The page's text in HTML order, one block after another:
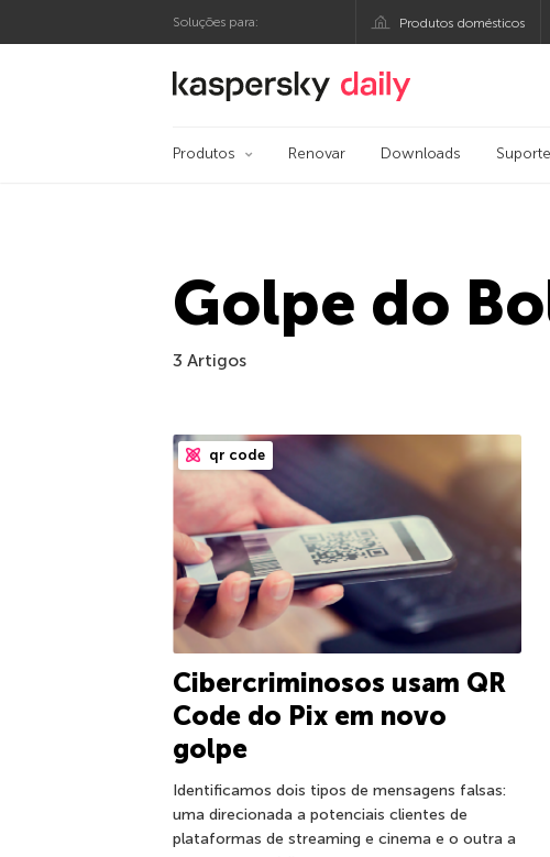
Soluções para: Produtos domésticos
Blog oficial da Kaspersky
Produtos Renovar Downloads Suporte
Golpe do
3 Artigos
qr code
Cibercriminosos usam QR
Code do Pix em novo
golpe
Identificamos dois tipos de mensagens falsas:
uma direcionada a potenciais clientes de
plataformas de streaming e cinema e o outra a